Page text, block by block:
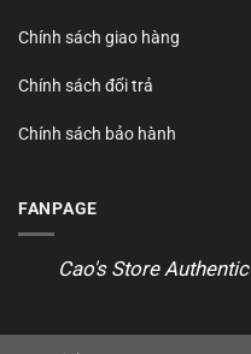
Chính sách giao hàng
Chính sách đổi trả
Chính sách bảo hành
FANPAGE
Cao's Store Authentic